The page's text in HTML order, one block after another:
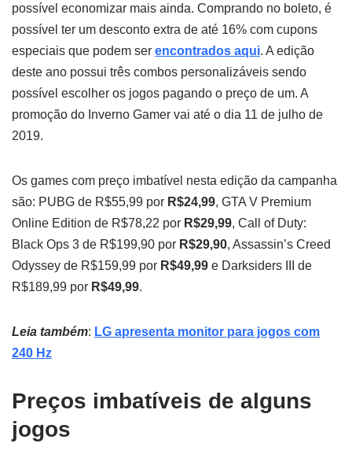
possível economizar mais ainda. Comprando no boleto, é
possível ter um desconto extra de até 16% com cupons
especiais que podem ser encontrados aqui. A edição
deste ano possui três combos personalizáveis sendo
possível escolher os jogos pagando o preço de um. A
promoção do Inverno Gamer vai até o dia 11 de julho de
2019.
Os games com preço imbatível nesta edição da campanha
são: PUBG de R$55,99 por R$24,99, GTA V Premium
Online Edition de R$78,22 por R$29,99, Call of Duty:
Black Ops 3 de R$199,90 por R$29,90, Assassin’s Creed
Odyssey de R$159,99 por R$49,99 e Darksiders III de
R$189,99 por R$49,99.
Leia também: LG apresenta monitor para jogos com
240 Hz
Preços imbatíveis de alguns
jogos